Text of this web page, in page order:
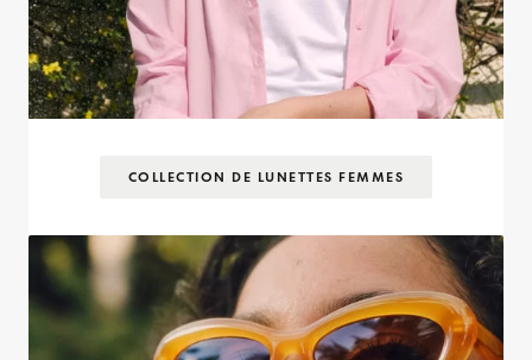
COLLECTION DE LUNETTES FEMMES